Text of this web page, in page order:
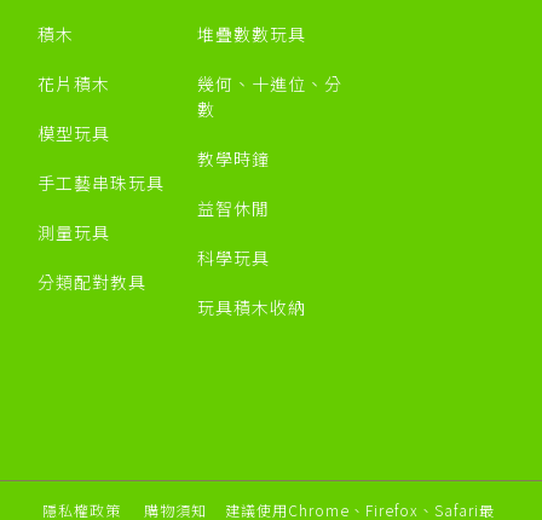
積木
花片積木
模型玩具
手工藝串珠玩具
測量玩具
分類配對教具
堆疊數數玩具
幾何、十進位、分
數
教學時鐘
益智休閒
科學玩具
玩具積木收納
隱私權政策 購物須知 建議使用Chrome、Firefox、Safari最